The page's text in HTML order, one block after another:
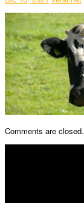
Comments are closed.